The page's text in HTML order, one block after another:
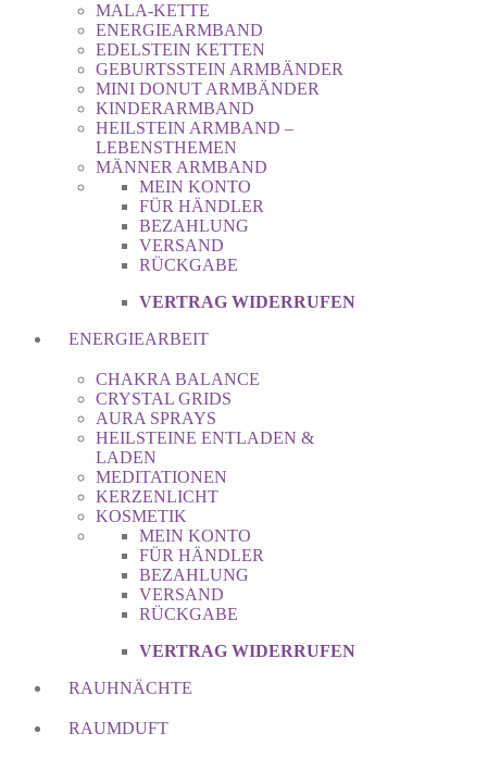
MALA-KETTE
ENERGIEARMBAND
EDELSTEIN KETTEN
GEBURTSSTEIN ARMBÄNDER
MINI DONUT ARMBÄNDER
KINDERARMBAND
HEILSTEIN ARMBAND –
LEBENSTHEMEN
MÄNNER ARMBAND
MEIN KONTO
FÜR HÄNDLER
BEZAHLUNG
VERSAND
RÜCKGABE
VERTRAG WIDERRUFEN
ENERGIEARBEIT
CHAKRA BALANCE
CRYSTAL GRIDS
AURA SPRAYS
HEILSTEINE ENTLADEN &
LADEN
MEDITATIONEN
KERZENLICHT
KOSMETIK
MEIN KONTO
FÜR HÄNDLER
BEZAHLUNG
VERSAND
RÜCKGABE
VERTRAG WIDERRUFEN
RAUHNÄCHTE
RAUMDUFT